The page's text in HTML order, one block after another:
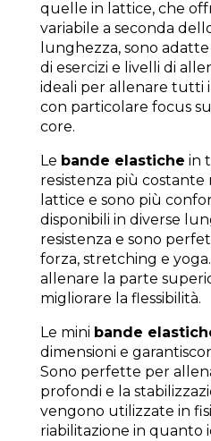
quelle in lattice, che
variabile a seconda
lunghezza, sono
di esercizi e livelli di
ideali per allenare tutti
con particolare focus
core.
Le bande elastiche in
resistenza più
lattice e sono più
disponibili in diverse
resistenza e sono
forza, stretching e
allenare la parte
migliorare la flessibilità.
Le mini bande
dimensioni e
Sono perfette per
profondi e la
vengono utilizzate in
riabilitazione in quanto